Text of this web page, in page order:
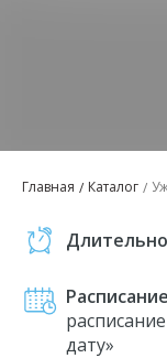
Главная Каталог
дату»